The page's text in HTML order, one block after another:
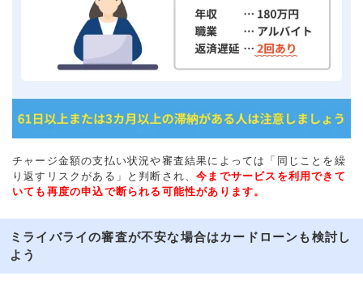
チャージ金額の支払い状況や審査結果によっては「同じことを繰
り返すリスクがある」と判断され、今までサービスを利用できて
いても再度の申込で断られる可能性があります。
ミライバライの審査が不安な場合はカードローンも検討し
よう